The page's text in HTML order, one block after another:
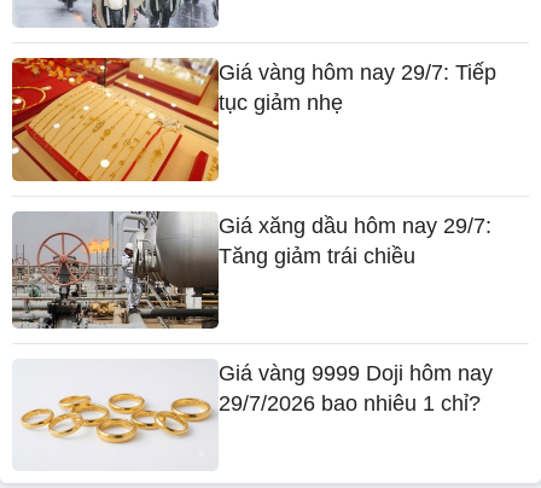
Giá vàng hôm nay 29/7: Tiếp
tục giảm nhẹ
Giá xăng dầu hôm nay 29/7:
Tăng giảm trái chiều
Giá vàng 9999 Doji hôm nay
29/7/2026 bao nhiêu 1 chỉ?